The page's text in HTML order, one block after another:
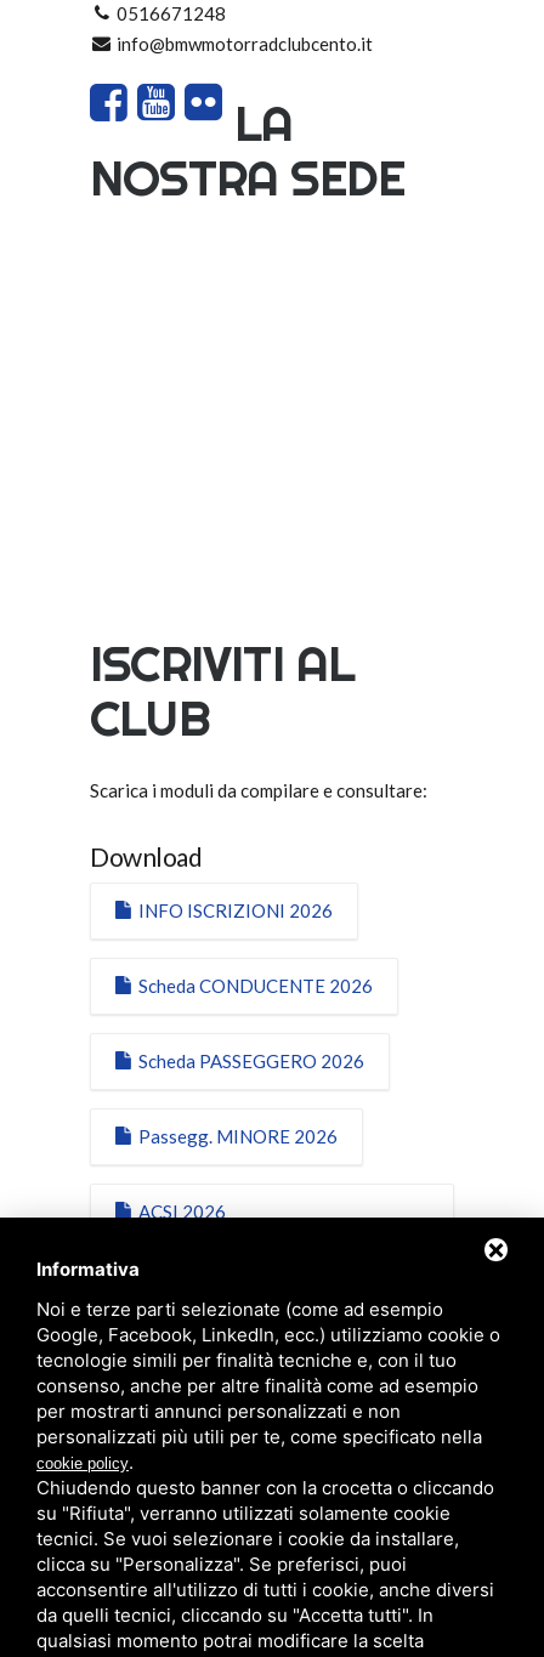
Informativa
Noi e terze parti selezionate (come ad esempio
Google, Facebook, LinkedIn, ecc.) utilizziamo cookie o
tecnologie simili per finalità tecniche e, con il tuo
consenso, anche per altre finalità come ad esempio
per mostrarti annunci personalizzati e non
personalizzati più utili per te, come specificato nella
cookie policy.
Chiudendo questo banner con la crocetta o cliccando
su "Rifiuta", verranno utilizzati solamente cookie
tecnici. Se vuoi selezionare i cookie da installare,
clicca su "Personalizza". Se preferisci, puoi
acconsentire all'utilizzo di tutti i cookie, anche diversi
da quelli tecnici, cliccando su "Accetta tutti". In
qualsiasi momento potrai modificare la scelta
0516671248
info@bmwmotorradclubcento.it
LA
NOSTRA SEDE
ISCRIVITI AL
CLUB
Scarica i moduli da compilare e consultare:
Download
INFO ISCRIZIONI 2026
Scheda CONDUCENTE 2026
Scheda PASSEGGERO 2026
Passegg. MINORE 2026
ACSI 2026
Scheda ACSI 2026 Minore
IBAN Vers.Quote 2026
Privacy ACSI 2025
Conduc.Passegg.